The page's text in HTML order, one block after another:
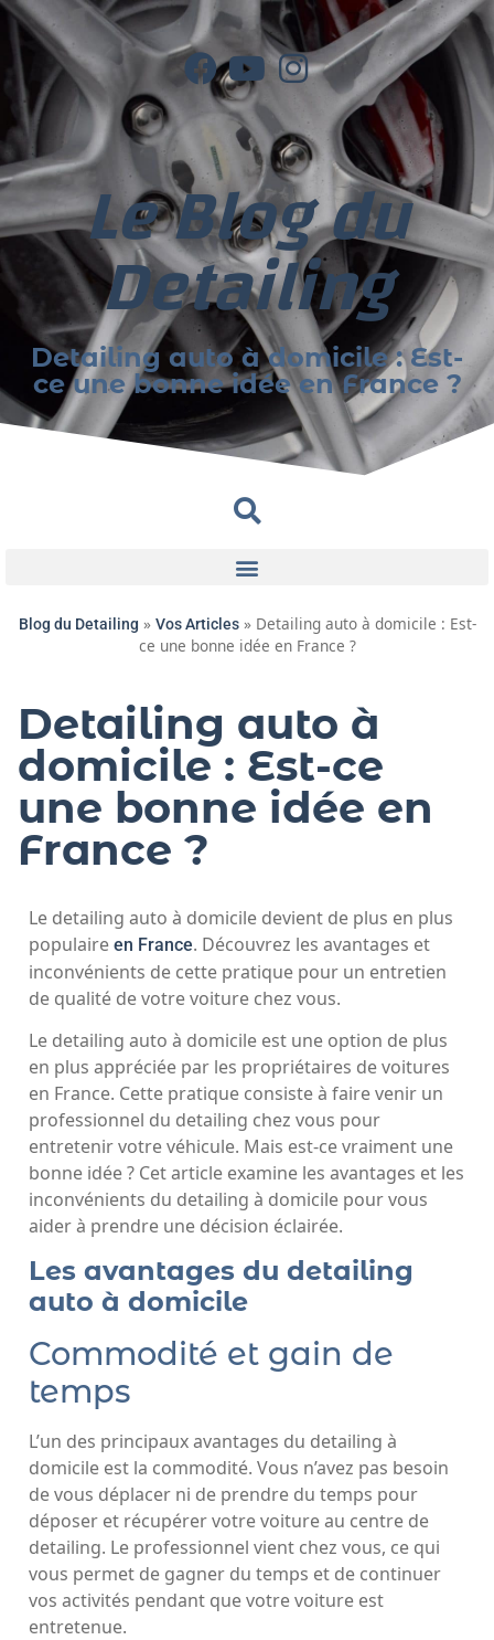
Le Blog du
Detailing
Detailing auto à domicile : Est-
ce une bonne idée en France ?
Blog du Detailing » Vos Articles» Detailing auto à domicile : Est-
ce une bonne idée en France ?
Detailing auto à
domicile : Est-ce
une bonne idée en
France ?
Le detailing auto à domicile devient de plus en plus
populaire en France. Découvrez les avantages et
inconvénients de cette pratique pour un entretien
de qualité de votre voiture chez vous.
Le detailing auto à domicile est une option de plus
en plus appréciée par les propriétaires de voitures
en France. Cette pratique consiste à faire venir un
professionnel du detailing chez vous pour
entretenir votre véhicule. Mais est-ce vraiment une
bonne idée ? Cet article examine les avantages et les
inconvénients du detailing à domicile pour vous
aider à prendre une décision éclairée.
Les avantages du detailing
auto à domicile
Commodité et gain de
temps
L’un des principaux avantages du detailing à
domicile est la commodité. Vous n’avez pas besoin
de vous déplacer ni de prendre du temps pour
déposer et récupérer votre voiture au centre de
detailing. Le professionnel vient chez vous, ce qui
vous permet de gagner du temps et de continuer
vos activités pendant que votre voiture est
entretenue.